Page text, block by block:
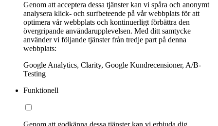
Genom att acceptera dessa tjänster kan vi spåra och anonymt
analysera klick- och surfbeteende på vår webbplats för att
optimera vår webbplats och kontinuerligt förbättra den
övergripande användarupplevelsen. Med ditt samtycke
använder vi följande tjänster från tredje part på denna
webbplats:
Google Analytics, Clarity, Google Kundrecensioner, A/B-
Testing
Funktionell